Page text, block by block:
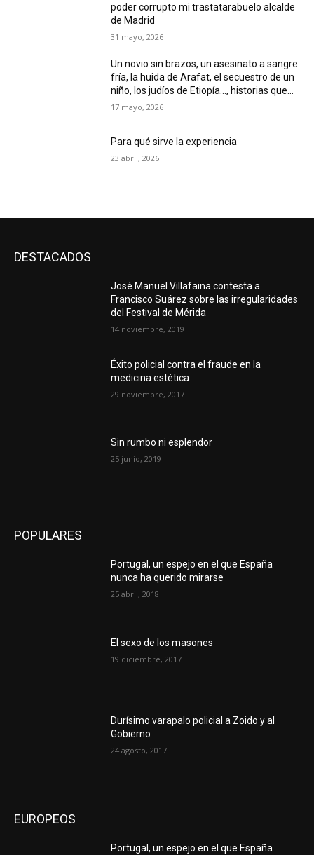
poder corrupto mi trastatarabuelo alcalde
de Madrid
31 mayo, 2026
Un novio sin brazos, un asesinato a sangre
fría, la huida de Arafat, el secuestro de un
niño, los judíos de Etiopía…, historias que...
17 mayo, 2026
Para qué sirve la experiencia
23 abril, 2026
DESTACADOS
José Manuel Villafaina contesta a
Francisco Suárez sobre las irregularidades
del Festival de Mérida
14 noviembre, 2019
Éxito policial contra el fraude en la
medicina estética
29 noviembre, 2017
Sin rumbo ni esplendor
25 junio, 2019
POPULARES
Portugal, un espejo en el que España
nunca ha querido mirarse
25 abril, 2018
El sexo de los masones
19 diciembre, 2017
Durísimo varapalo policial a Zoido y al
Gobierno
24 agosto, 2017
EUROPEOS
Portugal, un espejo en el que España